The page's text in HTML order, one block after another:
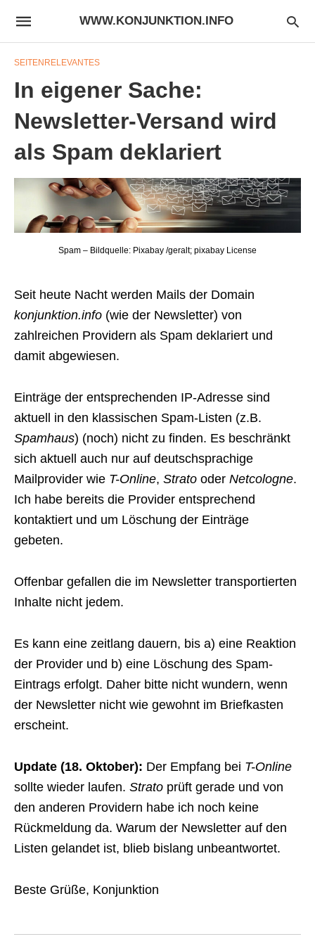
WWW.KONJUNKTION.INFO
SEITENRELEVANTES
In eigener Sache:
Newsletter-Versand wird
als Spam deklariert
Spam – Bildquelle: Pixabay /geralt; pixabay License
Seit heute Nacht werden Mails der Domain
konjunktion.info (wie der Newsletter) von
zahlreichen Providern als Spam deklariert und
damit abgewiesen.
Einträge der entsprechenden IP-Adresse sind
aktuell in den klassischen Spam-Listen (z.B.
Spamhaus) (noch) nicht zu finden. Es beschränkt
sich aktuell auch nur auf deutschsprachige
Mailprovider wie T-Online, Strato oder Netcologne.
Ich habe bereits die Provider entsprechend
kontaktiert und um Löschung der Einträge
gebeten.
Offenbar gefallen die im Newsletter transportierten
Inhalte nicht jedem.
Es kann eine zeitlang dauern, bis a) eine Reaktion
der Provider und b) eine Löschung des Spam-
Eintrags erfolgt. Daher bitte nicht wundern, wenn
der Newsletter nicht wie gewohnt im Briefkasten
erscheint.
Update (18. Oktober): Der Empfang bei T-Online
sollte wieder laufen. Strato prüft gerade und von
den anderen Providern habe ich noch keine
Rückmeldung da. Warum der Newsletter auf den
Listen gelandet ist, blieb bislang unbeantwortet.
Beste Grüße, Konjunktion